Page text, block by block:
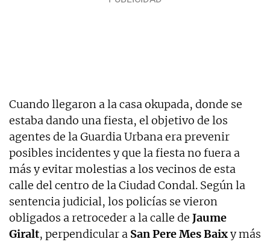
Cuando llegaron a la casa okupada, donde se
estaba dando una fiesta, el objetivo de los
agentes de la Guardia Urbana era prevenir
posibles incidentes y que la fiesta no fuera a
más y evitar molestias a los vecinos de esta
calle del centro de la Ciudad Condal. Según la
sentencia judicial, los policías se vieron
obligados a retroceder a la calle de Jaume
Giralt, perpendicular a San Pere Mes Baixy más